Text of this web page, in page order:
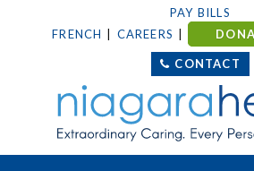
PAY BILLS
FRENCH
CAREERS
CONTACT